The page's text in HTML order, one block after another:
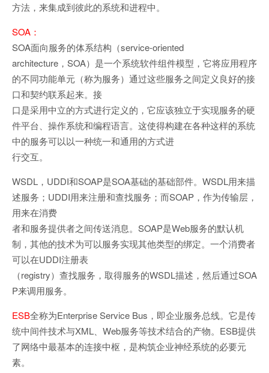
方法，来集成到彼此的系统和进程中。
SOA：
SOA面向服务的体系结构（service-oriented
architecture，SOA）是一个系统软件组件模型，它将应用程序
的不同功能单元（称为服务）通过这些服务之间定义良好的接
口和契约联系起来。接
口是采用中立的方式进行定义的，它应该独立于实现服务的硬
件平台、操作系统和编程语言。这使得构建在各种这样的系统
中的服务可以以一种统一和通用的方式进
行交互。
WSDL，UDDI和SOAP是SOA基础的基础部件。WSDL用来描
述服务；UDDI用来注册和查找服务；而SOAP，作为传输层，
用来在消费
者和服务提供者之间传送消息。SOAP是Web服务的默认机
制，其他的技术为可以服务实现其他类型的绑定。一个消费者
可以在UDDI注册表
（registry）查找服务，取得服务的WSDL描述，然后通过SOA
P来调用服务。
ESB全称为Enterprise Service Bus，即企业服务总线。它是传
统中间件技术与XML、Web服务等技术结合的产物。ESB提供
了网络中最基本的连接中枢，是构筑企业神经系统的必要元
素。